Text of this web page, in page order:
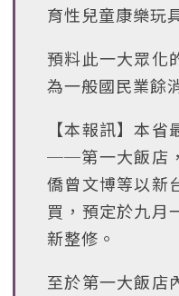
育性兒童康樂玩
預料此一大眾化
為一般國民業餘
【本報訊】本
──第一大飯店
僑曾文博等以新
買，預定於九月
新整修。
至於第一大飯店